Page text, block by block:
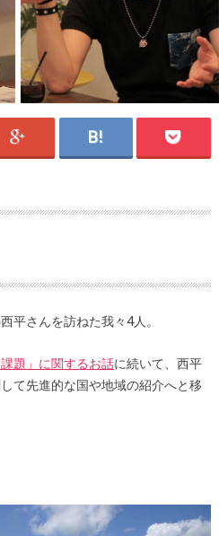
平さんを訪ねた我々4人。
題」に関するお話に続いて、西平
て先進的な国や地域の紹介へと移